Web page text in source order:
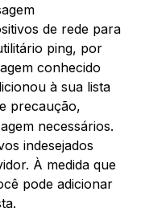
de rede para
ping, por
conhecido
à sua lista
precaução,
necessários.
indesejados
À medida que
pode adicionar